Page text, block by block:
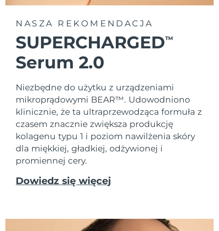
NASZA REKOMENDACJA
SUPERCHARGEDTM
Serum 2.0
Niezbędne do użytku z urządzeniami
mikroprądowymi BEAR™. Udowodniono
klinicznie, że ta ultraprzewodząca formuła z
czasem znacznie zwiększa produkcję
kolagenu typu 1 i poziom nawilżenia skóry
dla miękkiej, gładkiej, odżywionej i
promiennej cery.
Dowiedz się więcej